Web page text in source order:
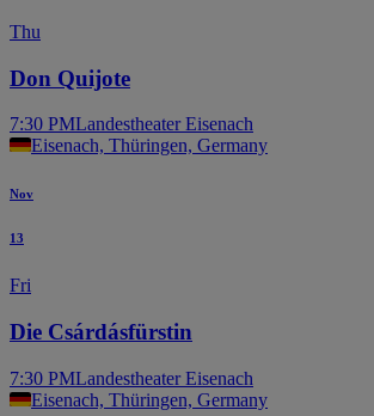
Thu
Don Quijote
7:30 PMLandestheater Eisenach
Eisenach, Thüringen, Germany
Nov
13
Fri
Die Csárdásfürstin
7:30 PMLandestheater Eisenach
Eisenach, Thüringen, Germany